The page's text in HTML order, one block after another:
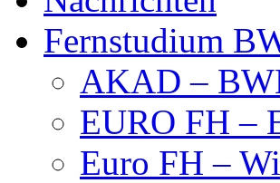
Fernstudium
AKAD –
EURO FH –
Euro FH –